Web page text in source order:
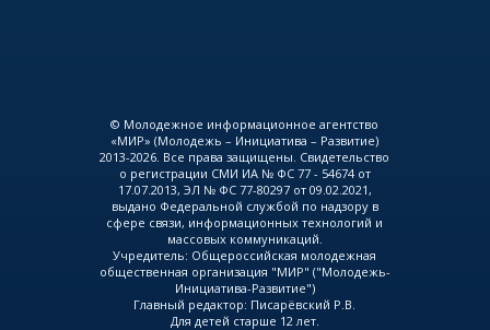
© Молодежное информационное агентство
«МИР» (Молодежь – Инициатива – Развитие)
2013-2026. Все права защищены. Свидетельство
о регистрации СМИ ИА № ФС 77 - 54674 от
17.07.2013, ЭЛ № ФС 77-80297 от 09.02.2021,
выдано Федеральной службой по надзору в
сфере связи, информационных технологий и
массовых коммуникаций.
Учредитель: Общероссийская молодежная
общественная организация "МИР" ("Молодежь-
Инициатива-Развитие")
Главный редактор: Писарёвский Р.В.
Для детей старше 12 лет.